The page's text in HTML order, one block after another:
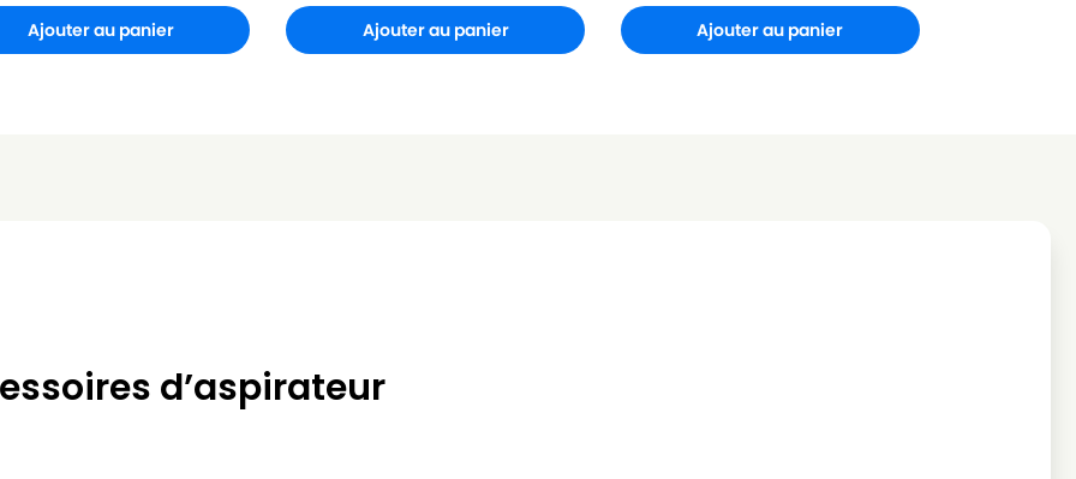
Ajouter au panier Ajouter au panier Ajouter au panier
d’aspirateur